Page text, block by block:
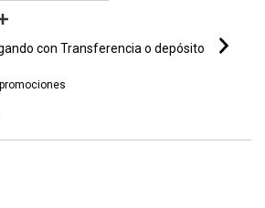
con Transferencia o depósito